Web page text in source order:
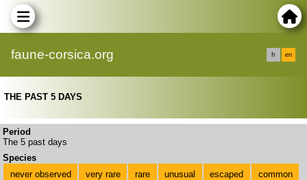
faune-corsica.org fr en
THE PAST 5 DAYS
Period
The 5 past days
Species
never observed
very rare rare unusual escaped common